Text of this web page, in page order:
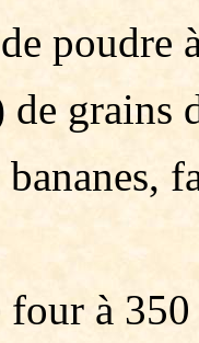
de
de grains
à